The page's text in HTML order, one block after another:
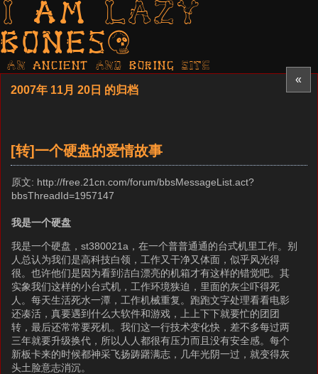
I am LAZY
bones?
AN ancient AND boring SITE
«
2007年 11月 20日 的归档
[转]一个硬盘的爱情故事
原文: http://free.21cn.com/forum/bbsMessageList.act?
bbsThreadId=1957147
我是一个硬盘
我是一个硬盘，st380021a，在一个普普通通的台式机里工作。别
人总认为我们是高科技白领，工作又干净又体面，似乎风光得
很。也许他们是因为看到洁白漂亮的机箱才有这样的错觉吧。其
实象我们这样的小台式机，工作环境狭迫，里面的灰尘吓得死
人。每天生活死水一潭，工作机械重复。跑跑文字处理看看电影
还凑活，真要遇到什么大软件和游戏，上上下下就要忙的团团
转，最后还常常要死机。我们这一行技术变化快，差不多每过两
三年就要升级换代，所以人人都很有压力而且没有安全感。每个
新板卡来的时候都神采飞扬踌躇满志，几年光阴一过，就变得灰
头土脸意志消沉。